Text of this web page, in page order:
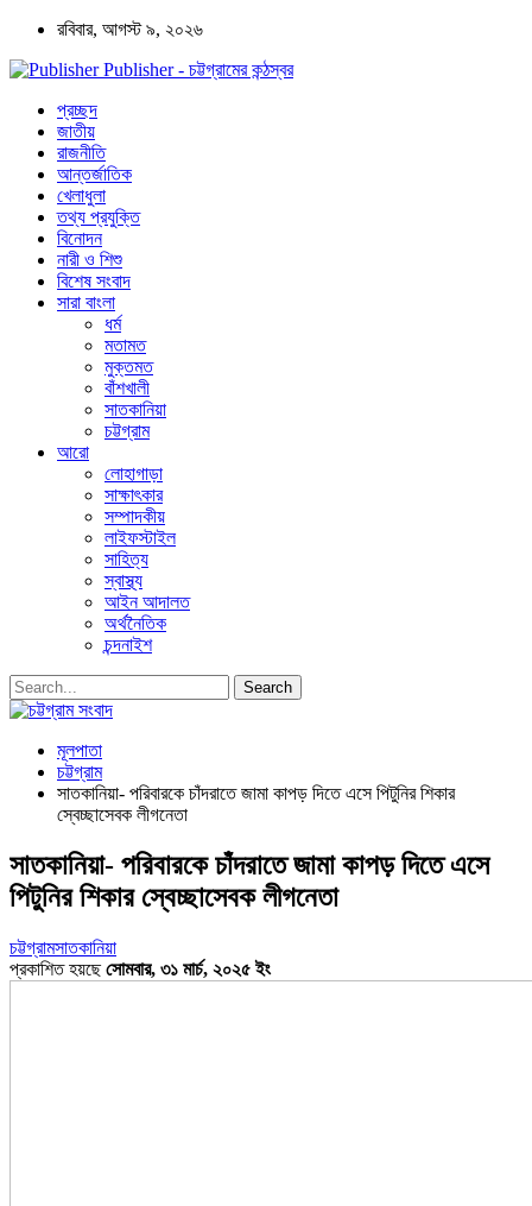
রবিবার, আগস্ট ৯, ২০২৬
Publisher - চট্টগ্রামের কন্ঠস্বর
প্রচ্ছদ
জাতীয়
রাজনীতি
আন্তর্জাতিক
খেলাধুলা
তথ্য প্রযুক্তি
বিনোদন
নারী ও শিশু
বিশেষ সংবাদ
সারা বাংলা
ধর্ম
মতামত
মুক্তমত
বাঁশখালী
সাতকানিয়া
চট্টগ্রাম
আরো
লোহাগাড়া
সাক্ষাৎকার
সম্পাদকীয়
লাইফস্টাইল
সাহিত্য
স্বাস্থ্য
আইন আদালত
অর্থনৈতিক
চন্দনাইশ
মূলপাতা
চট্টগ্রাম
সাতকানিয়া- পরিবারকে চাঁদরাতে জামা কাপড় দিতে এসে পিটুনির শিকার
স্বেচ্ছাসেবক লীগনেতা
সাতকানিয়া- পরিবারকে চাঁদরাতে জামা কাপড় দিতে এসে
পিটুনির শিকার স্বেচ্ছাসেবক লীগনেতা
চট্টগ্রামসাতকানিয়া
প্রকাশিত হয়ছেসোমবার, ৩১ মার্চ, ২০২৫ ইং